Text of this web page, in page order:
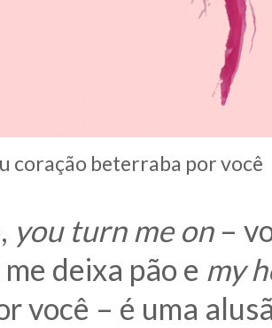
coração beterraba por você
you turn me on–
deixa pão e my
você – é uma